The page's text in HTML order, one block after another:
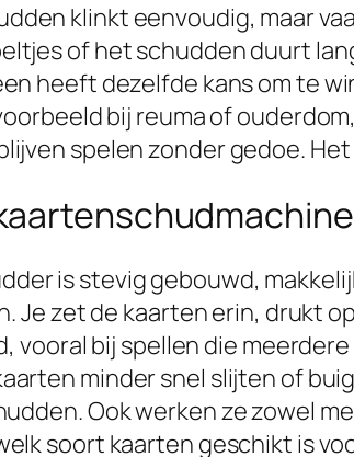
klinkt eenvoudig, maar
of het schudden duurt
heeft dezelfde kans om te
bij reuma of
spelen zonder gedoe.
is stevig gebouwd,
Je zet de kaarten erin, drukt
vooral bij spellen die
minder snel slijten of
Ook werken ze zowel
soort kaarten geschikt is